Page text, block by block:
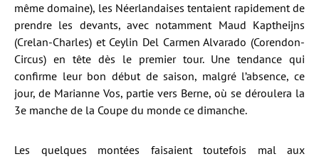
même domaine), les Néerlandaises tentaient rapidement de
prendre les devants, avec notamment Maud Kaptheijns
(Crelan-Charles) et Ceylin Del Carmen Alvarado (Corendon-
Circus) en tête dès le premier tour. Une tendance qui
confirme leur bon début de saison, malgré l’absence, ce
jour, de Marianne Vos, partie vers Berne, où se déroulera la
3e manche de la Coupe du monde ce dimanche.
Les quelques montées faisaient toutefois mal aux